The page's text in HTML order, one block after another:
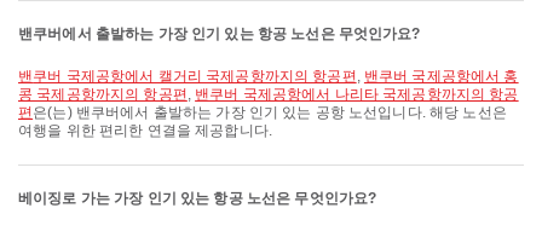
밴쿠버에서 출발하는 가장 인기 있는 항공 노선은 무엇인가요?
밴쿠버 국제공항에서 캘거리 국제공항까지의 항공편 , 밴쿠버 국제공항에서 홍
콩 국제공항까지의 항공편 , 밴쿠버 국제공항에서 나리타 국제공항까지의 항공
편 은(는) 밴쿠버에서 출발하는 가장 인기 있는 공항 노선입니다. 해당 노선은
여행을 위한 편리한 연결을 제공합니다.
베이징로 가는 가장 인기 있는 항공 노선은 무엇인가요?